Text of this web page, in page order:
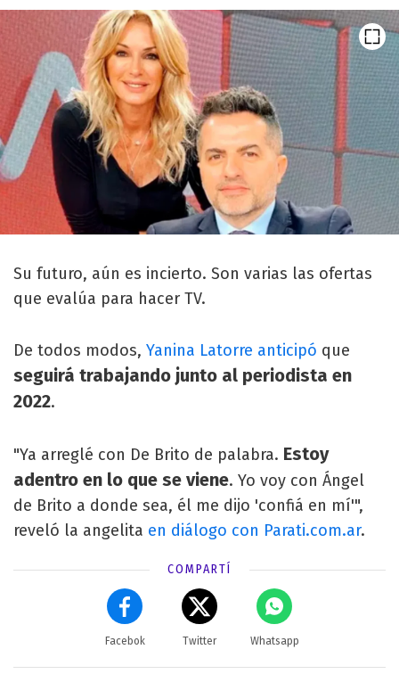
Su futuro, aún es incierto. Son varias las ofertas
que evalúa para hacer TV.
De todos modos, Yanina Latorre anticipó que
seguirá trabajando junto al periodista en
2022.
"Ya arreglé con De Brito de palabra. Estoy
adentro en lo que se viene. Yo voy con Ángel
de Brito a donde sea, él me dijo 'confiá en mí'",
reveló la angelita en diálogo con Parati.com.ar.
COMPARTÍ
Facebok Twitter Whatsapp